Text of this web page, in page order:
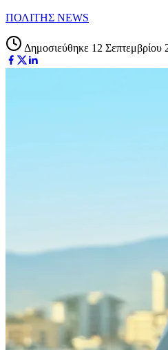
ΠΟΛΙΤΗΣ NEWS
Δημοσιεύθηκε 12 Σεπτεμβρίου